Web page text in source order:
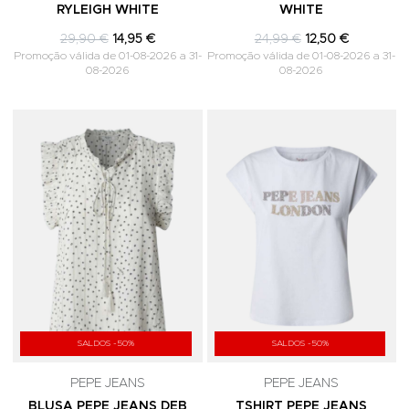
RYLEIGH WHITE
29,90 € 14,95 €
Promoção válida de 01-08-2026 a 31-
08-2026
WHITE
24,99 € 12,50 €
Promoção válida de 01-08-2026 a 31-
08-2026
SALDOS -50%
PEPE JEANS
BLUSA PEPE JEANS DEB
SALDOS -50%
PEPE JEANS
TSHIRT PEPE JEANS